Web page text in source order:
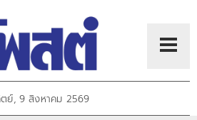
ย์, 9 สิงหาคม 2569